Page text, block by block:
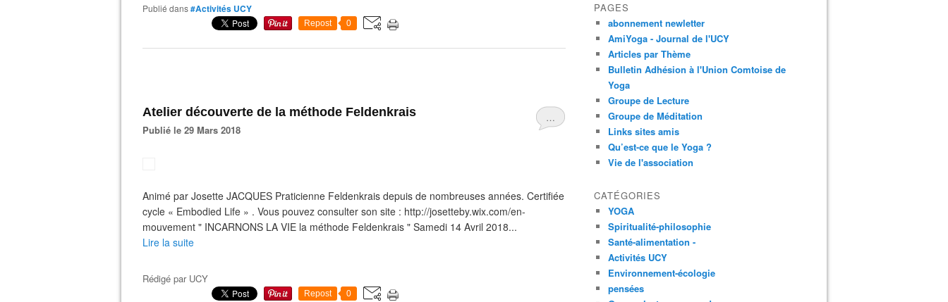
Publié dans#Activités UCY
Repost 0
…
Atelier découverte de la méthode Feldenkrais
Publié le 29 Mars 2018
Animé par Josette JACQUES Praticienne Feldenkrais depuis de nombreuses années. Certifiée
cycle « Embodied Life » . Vous pouvez consulter son site : http://josetteby.wix.com/en-
mouvement " INCARNONS LA VIE la méthode Feldenkrais " Samedi 14 Avril 2018...
Lire la suite
Rédigé par UCY
Repost 0
PAGES
abonnement newletter
AmiYoga - Journal de l'UCY
Articles par Thème
Bulletin Adhésion à l'Union Comtoise de
Yoga
Groupe de Lecture
Groupe de Méditation
Links sites amis
Qu’est-ce que le Yoga ?
Vie de l'association
CATÉGORIES
YOGA
Spiritualité-philosophie
Santé-alimentation -
Activités UCY
Environnement-écologie
pensées